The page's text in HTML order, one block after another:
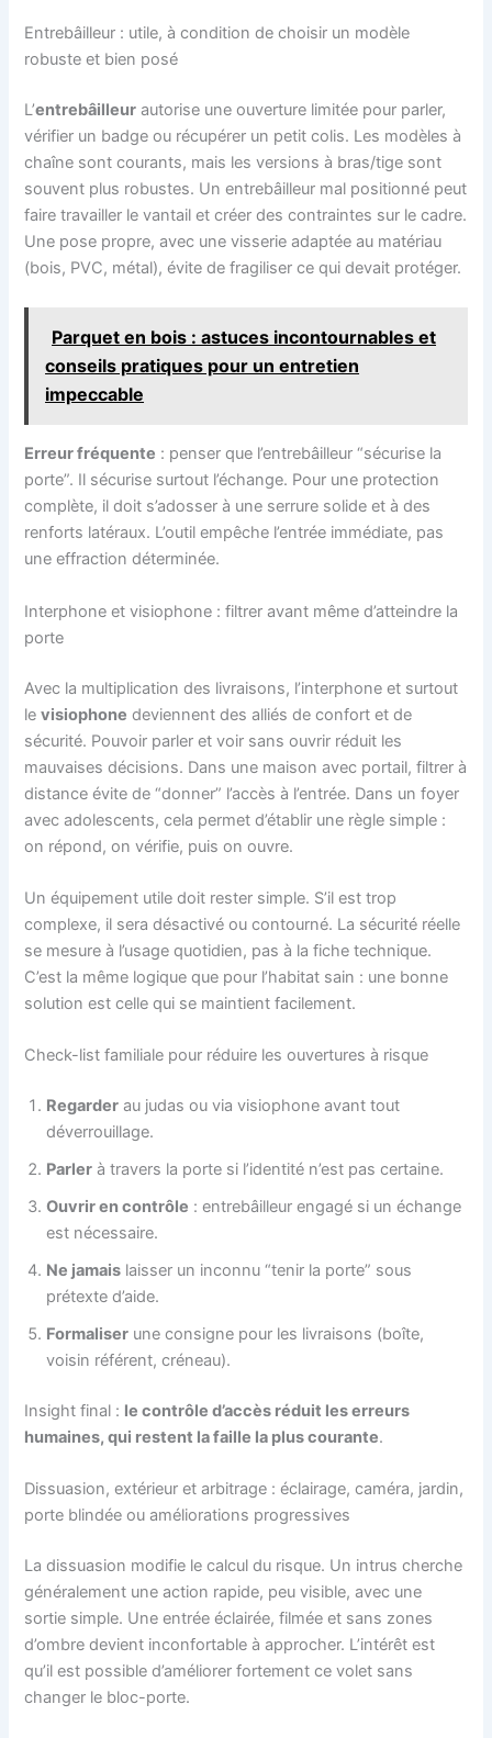
Entrebâilleur : utile, à condition de choisir un modèle
robuste et bien posé
L’entrebâilleur autorise une ouverture limitée pour parler,
vérifier un badge ou récupérer un petit colis. Les modèles à
chaîne sont courants, mais les versions à bras/tige sont
souvent plus robustes. Un entrebâilleur mal positionné peut
faire travailler le vantail et créer des contraintes sur le cadre.
Une pose propre, avec une visserie adaptée au matériau
(bois, PVC, métal), évite de fragiliser ce qui devait protéger.
Parquet en bois : astuces incontournables et
conseils pratiques pour un entretien
impeccable
Erreur fréquente : penser que l’entrebâilleur “sécurise la
porte”. Il sécurise surtout l’échange. Pour une protection
complète, il doit s’adosser à une serrure solide et à des
renforts latéraux. L’outil empêche l’entrée immédiate, pas
une effraction déterminée.
Interphone et visiophone : filtrer avant même d’atteindre la
porte
Avec la multiplication des livraisons, l’interphone et surtout
levisiophone deviennent des alliés de confort et de
sécurité. Pouvoir parler et voir sans ouvrir réduit les
mauvaises décisions. Dans une maison avec portail, filtrer à
distance évite de “donner” l’accès à l’entrée. Dans un foyer
avec adolescents, cela permet d’établir une règle simple :
on répond, on vérifie, puis on ouvre.
Un équipement utile doit rester simple. S’il est trop
complexe, il sera désactivé ou contourné. La sécurité réelle
se mesure à l’usage quotidien, pas à la fiche technique.
C’est la même logique que pour l’habitat sain : une bonne
solution est celle qui se maintient facilement.
Check-list familiale pour réduire les ouvertures à risque
Regarder au judas ou via visiophone avant tout
déverrouillage.
Parler à travers la porte si l’identité n’est pas certaine.
Ouvrir en contrôle : entrebâilleur engagé si un échange
est nécessaire.
Ne jamais laisser un inconnu “tenir la porte” sous
prétexte d’aide.
Formaliser une consigne pour les livraisons (boîte,
voisin référent, créneau).
Insight final : le contrôle d’accès réduit les erreurs
humaines, qui restent la faille la plus courante.
Dissuasion, extérieur et arbitrage : éclairage, caméra, jardin,
porte blindée ou améliorations progressives
La dissuasion modifie le calcul du risque. Un intrus cherche
généralement une action rapide, peu visible, avec une
sortie simple. Une entrée éclairée, filmée et sans zones
d’ombre devient inconfortable à approcher. L’intérêt est
qu’il est possible d’améliorer fortement ce volet sans
changer le bloc-porte.